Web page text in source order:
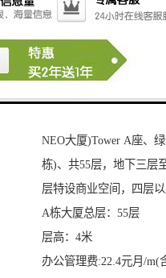
NEO大厦)Tower A座、
栋)、共55层，地下三层
层特设商业空间，四层
A栋大厦总层：55层
层高：4米
办公管理费:22.4元月/m(